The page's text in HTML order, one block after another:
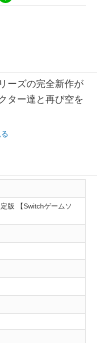
ーズの完全新作が
ター達と再び空を
版 【Switchゲームソ